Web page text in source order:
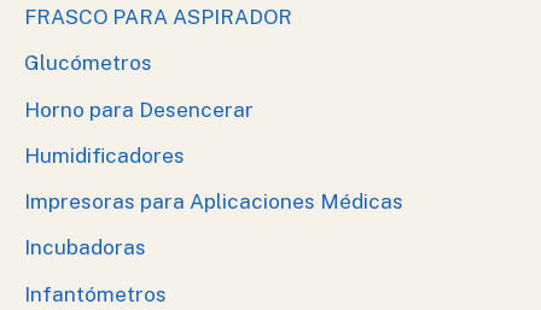
FRASCO PARA ASPIRADOR
Glucómetros
Horno para Desencerar
Humidificadores
Impresoras para Aplicaciones Médicas
Incubadoras
Infantómetros